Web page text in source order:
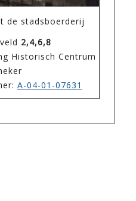
de stadsboerderij
2,4,6,8
Historisch Centrum
A-04-01-07631